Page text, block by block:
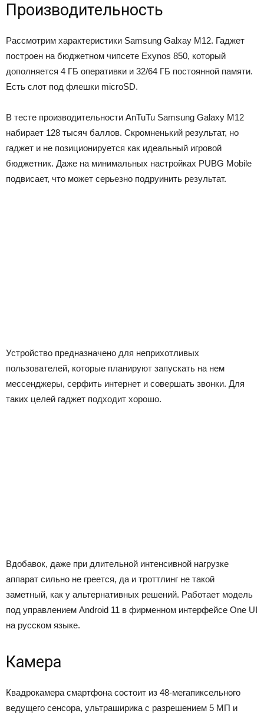
Производительность
Рассмотрим характеристики Samsung Galxay M12. Гаджет
построен на бюджетном чипсете Exynos 850, который
дополняется 4 ГБ оперативки и 32/64 ГБ постоянной памяти.
Есть слот под флешки microSD.
В тесте производительности AnTuTu Samsung Galaxy M12
набирает 128 тысяч баллов. Скромненький результат, но
гаджет и не позиционируется как идеальный игровой
бюджетник. Даже на минимальных настройках PUBG Mobile
подвисает, что может серьезно подруинить результат.
Устройство предназначено для неприхотливых
пользователей, которые планируют запускать на нем
мессенджеры, серфить интернет и совершать звонки. Для
таких целей гаджет подходит хорошо.
Вдобавок, даже при длительной интенсивной нагрузке
аппарат сильно не греется, да и троттлинг не такой
заметный, как у альтернативных решений. Работает модель
под управлением Android 11 в фирменном интерфейсе One UI
на русском языке.
Камера
Квадрокамера смартфона состоит из 48-мегапиксельного
ведущего сенсора, ультраширика с разрешением 5 МП и